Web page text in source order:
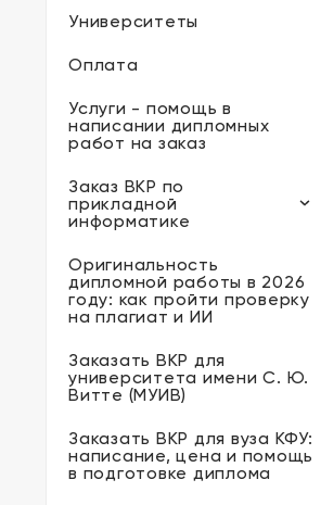
Университеты
Оплата
Услуги - помощь в
написании дипломных
работ на заказ
Заказ ВКР по
прикладной
информатике
Оригинальность
дипломной работы в 2026
году: как пройти проверку
на плагиат и ИИ
Заказать ВКР для
университета имени С. Ю.
Витте (МУИВ)
Заказать ВКР для вуза КФУ:
написание, цена и помощь
в подготовке диплома